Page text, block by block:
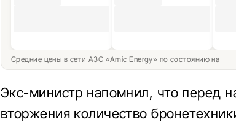
Средние цены в сети АЗС «Amic Energy» по состоянию на
Экс-министр напомнил, что перед
вторжения количество